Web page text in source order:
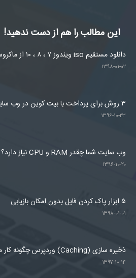
این مطالب را هم از دست ندهید!
دانلود مستقیم iso ویندوز ۷ ، ۸ ، ۱۰ از ماکروسافت
۱۳۹۸-۰۱-۰۲
۳ روش برای پرداخت با بیت کوین در وب سایت شما
۱۳۹۶-۱۰-۲۳
وب سایت شما چقدر RAM و CPU نیاز دارد؟
۱۳۹۶-۱۰-۲۰
۵ ابزار پاک کردن فایل بدون امکان بازیابی
۱۳۹۸-۰۱-۰۱
ذخیره سازی (Caching) وردپرس چگونه کار می کند
۱۳۹۷-۱۰-۱۴